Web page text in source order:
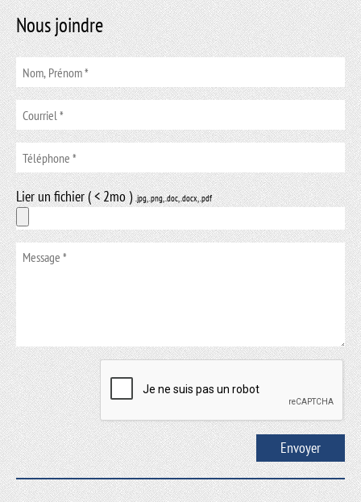
Nous joindre
Lier un fichier ( < 2mo ).jpg, .png, .doc, .docx, .pdf